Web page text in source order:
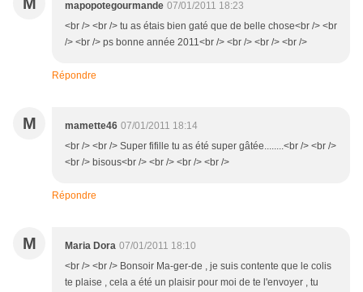
mapopotegourmande 07/01/2011 18:23
<br /> <br /> tu as étais bien gaté que de belle chose<br /> <br
/> <br /> ps bonne année 2011<br /> <br /> <br /> <br />
Répondre
M mamette46 07/01/2011 18:14
<br /> <br /> Super fifille tu as été super gâtée........<br /> <br />
<br /> bisous<br /> <br /> <br /> <br />
Répondre
M Maria Dora 07/01/2011 18:10
<br /> <br /> Bonsoir Ma-ger-de , je suis contente que le colis
te plaise , cela a été un plaisir pour moi de te l'envoyer , tu